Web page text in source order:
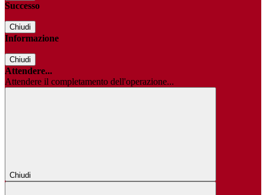
Successo
Chiudi
Informazione
Chiudi
Attendere...
Attendere il completamento dell'operazione...
Chiudi